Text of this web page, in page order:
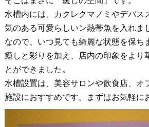
水槽内には、カクレクマノミやデバス
気のある可愛らしいン熱帯魚を入れま
なので、いつ見ても綺麗な状態を保ち
癒しと彩りを加え、店内の印象をより
とができました。
水槽設置は、美容サロンや飲食店、オ
施設におすすめです。まずはお気軽に